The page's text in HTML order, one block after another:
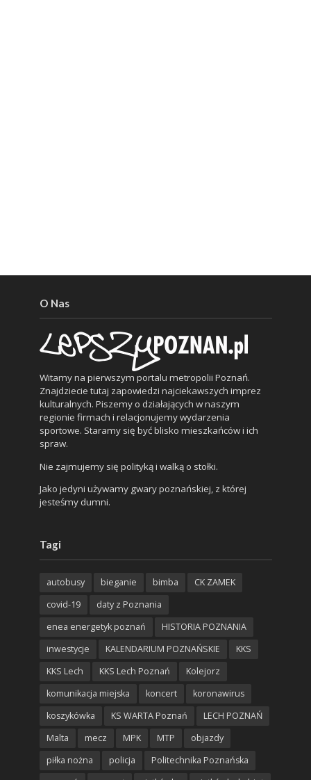
O Nas
Witamy na pierwszym portalu metropolii Poznań.
Znajdziecie tutaj zapowiedzi najciekawszych imprez
kulturalnych. Piszemy o działających w naszym
regionie firmach i relacjonujemy wydarzenia
sportowe. Staramy się być blisko mieszkańców i ich
spraw.
Nie zajmujemy się polityką i walką o stołki.
Jako jedyni używamy gwary poznańskiej, z której
jesteśmy dumni.
Tagi
autobusy bieganie bimba
CK ZAMEK
covid-19
daty z Poznania
enea energetyk poznań
HISTORIA POZNANIA
inwestycje
KALENDARIUM POZNAŃSKIE
KKS
KKS Lech
KKS Lech Poznań
Kolejorz
komunikacja miejska
koncert
koronawirus
koszykówka
KS WARTA Poznań
LECH POZNAŃ
Malta
mecz MPK MTP
objazdy
piłka nożna
policja
Politechnika Poznańska